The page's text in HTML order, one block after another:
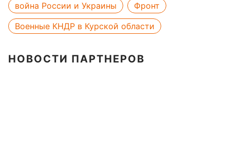
война России и Украины
Фронт
Военные КНДР в Курской области
НОВОСТИ ПАРТНЕРОВ